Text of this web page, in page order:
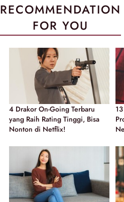
RECOMMENDATION
FOR YOU
4 Drakor On-Going Terbaru
yang Raih Rating Tinggi, Bisa
Nonton di Netflix!